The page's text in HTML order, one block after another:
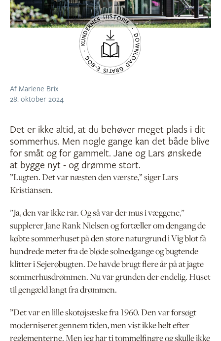
KUNDERNES HISTORIE - DOWNLOAD GRATIS E-BOG -
Af Marlene Brix
28. oktober 2024
Det er ikke altid, at du behøver meget plads i dit
sommerhus. Men nogle gange kan det både blive
for småt og for gammelt. Jane og Lars ønskede
at bygge nyt - og drømme stort.
”Lugten. Det var næsten den værste,” siger Lars
Kristiansen.
”Ja, den var ikke rar. Og så var der mus i væggene,”
supplerer Jane Rank Nielsen og fortæller om dengang de
købte sommerhuset på den store naturgrund i Vig blot få
hundrede meter fra de bløde solnedgange og bugtende
klitter i Sejerøbugten. De havde brugt flere år på at jagte
sommerhusdrømmen. Nu var grunden der endelig. Huset
til gengæld langt fra drømmen.
”Det var en lille skotøjsæske fra 1960. Den var forsøgt
moderniseret gennem tiden, men vist ikke helt efter